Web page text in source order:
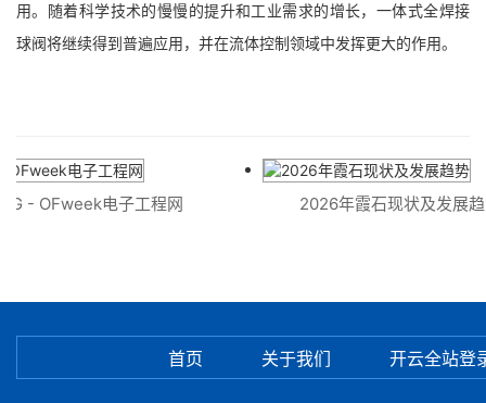
用。随着科学技术的慢慢的提升和工业需求的增长，一体式全焊接
球阀将继续得到普遍应用，并在流体控制领域中发挥更大的作用。
- OFweek电子工程网 2026年霞石现状及发展趋势
首页 关于我们 开云全站登